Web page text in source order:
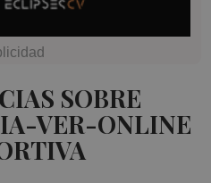
SOBRE
VER-ONLINE